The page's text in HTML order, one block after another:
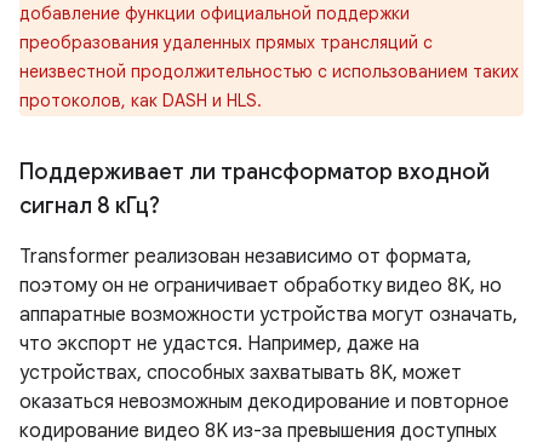
добавление функции официальной поддержки
преобразования удаленных прямых трансляций с
неизвестной продолжительностью с использованием таких
протоколов, как DASH и HLS.
Поддерживает ли трансформатор входной
сигнал 8 кГц?
Transformer реализован независимо от формата,
поэтому он не ограничивает обработку видео 8K, но
аппаратные возможности устройства могут означать,
что экспорт не удастся. Например, даже на
устройствах, способных захватывать 8K, может
оказаться невозможным декодирование и повторное
кодирование видео 8K из-за превышения доступных